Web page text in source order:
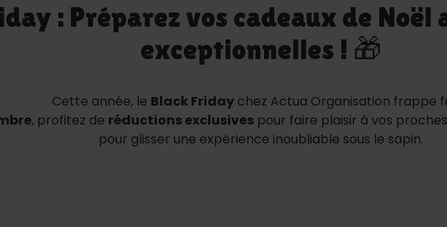
: Préparez vos cadeaux de Noël
exceptionnelles ! 🎁
Cette année, le Black Fridaychez Actua Organisation frappe
, profitez de réductions exclusivespour faire plaisir à vos
pour glisser une expérience inoubliable sous le sapin.